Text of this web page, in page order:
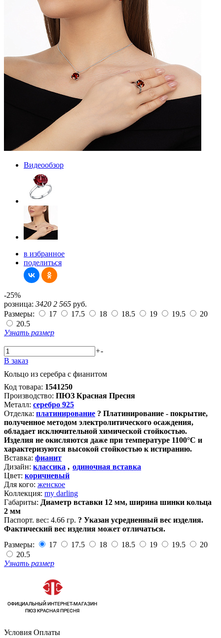
Видеообзор
в избранное
поделиться
-25%
розница: 3420 2 565 руб.
Размеры:
17 17.5 18 18.5 19 19.5
20
20.5
Узнать размер
+-
В заказ
Кольцо из серебра с фианитом
Код товара: 1541250
Производство: ПЮЗ Красная Пресня
Металл: серебро 925
Отделка: платинирование ? Платинирование - покрытие,
полученное методом электролитического осаждения,
обладает исключительной химической стойкостью.
Изделия не окисляются даже при температуре 1100°С и
характеризуются высокой стойкостью к истиранию.
Вставка: фианит
Дизайн: классика , одиночная вставка
Цвет: коричневый
Для кого: женское
Коллекция: my darling
Габариты: Диаметр вставки 12 мм, ширина шинки кольца
2 мм
Паспорт. вес: 4.66 гр. ? Указан усредненный вес изделия.
Фактический вес изделия может отличаться.
Размеры:
17 17.5 18 18.5 19 19.5
20
20.5
Узнать размер
Условия Оплаты